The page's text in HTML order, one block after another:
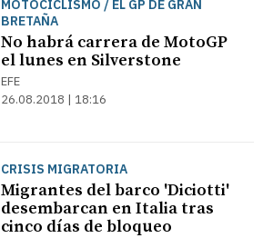
MOTOCICLISMO / EL GP DE GRAN
BRETAÑA
No habrá carrera de MotoGP
el lunes en Silverstone
EFE
26.08.2018 | 18:16
CRISIS MIGRATORIA
Migrantes del barco 'Diciotti'
desembarcan en Italia tras
cinco días de bloqueo